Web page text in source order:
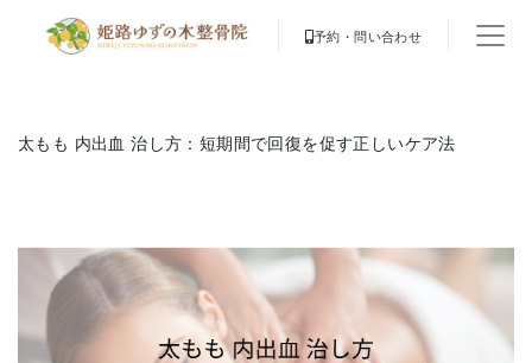
予約・問い合わせ
太もも 内出血 治し方：短期間で回復を促す正しいケア法